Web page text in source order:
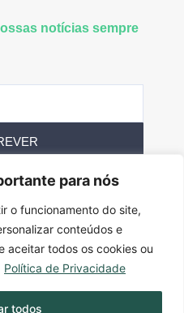
para nós
o funcionamento do site,
conteúdos e
aceitar todos os cookies ou
Política de Privacidade
todos
notícias sempre
nos